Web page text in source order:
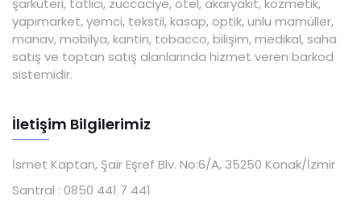
şarküteri, tatlıcı, züccaciye, otel, akaryakıt, kozmetik,
yapımarket, yemci, tekstil, kasap, optik, unlu mamüller,
manav, mobilya, kantin, tobacco, bilişim, medikal, saha
satış ve toptan satış alanlarında hizmet veren barkod
sistemidir.
İletişim Bilgilerimiz
İsmet Kaptan, Şair Eşref Blv. No:6/A, 35250 Konak/İzmir
Santral : 0850 441 7 441